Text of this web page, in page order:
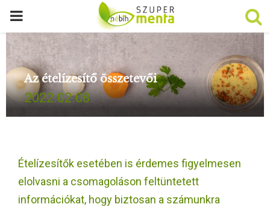
P
R
I
M
R
Az ételízesítő összetevői
2022.02.08.
Ételízesítők esetében is érdemes figyelmesen
elolvasni a csomagoláson feltüntetett
információkat, hogy biztosan a számunkra